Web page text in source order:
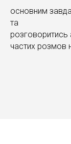
основним
та
розговоритись
частих розмов